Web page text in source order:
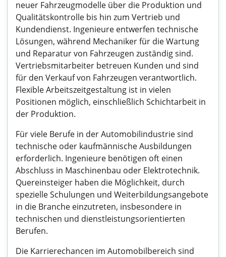
neuer Fahrzeugmodelle über die Produktion und
Qualitätskontrolle bis hin zum Vertrieb und
Kundendienst. Ingenieure entwerfen technische
Lösungen, während Mechaniker für die Wartung
und Reparatur von Fahrzeugen zuständig sind.
Vertriebsmitarbeiter betreuen Kunden und sind
für den Verkauf von Fahrzeugen verantwortlich.
Flexible Arbeitszeitgestaltung ist in vielen
Positionen möglich, einschließlich Schichtarbeit in
der Produktion.
Für viele Berufe in der Automobilindustrie sind
technische oder kaufmännische Ausbildungen
erforderlich. Ingenieure benötigen oft einen
Abschluss in Maschinenbau oder Elektrotechnik.
Quereinsteiger haben die Möglichkeit, durch
spezielle Schulungen und Weiterbildungsangebote
in die Branche einzutreten, insbesondere in
technischen und dienstleistungsorientierten
Berufen.
Die Karrierechancen im Automobilbereich sind